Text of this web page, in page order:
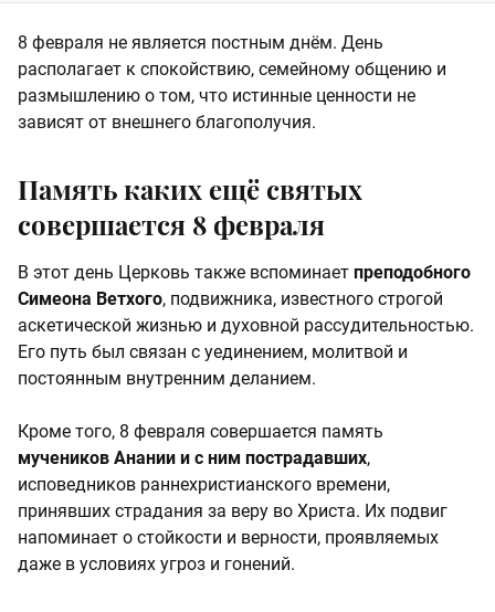
8 февраля не является постным днём. День
располагает к спокойствию, семейному общению и
размышлению о том, что истинные ценности не
зависят от внешнего благополучия.
Память каких ещё святых
совершается 8 февраля
В этот день Церковь также вспоминает преподобного
Симеона Ветхого, подвижника, известного строгой
аскетической жизнью и духовной рассудительностью.
Его путь был связан с уединением, молитвой и
постоянным внутренним деланием.
Кроме того, 8 февраля совершается память
мучеников Анании и с ним пострадавших,
исповедников раннехристианского времени,
принявших страдания за веру во Христа. Их подвиг
напоминает о стойкости и верности, проявляемых
даже в условиях угроз и гонений.